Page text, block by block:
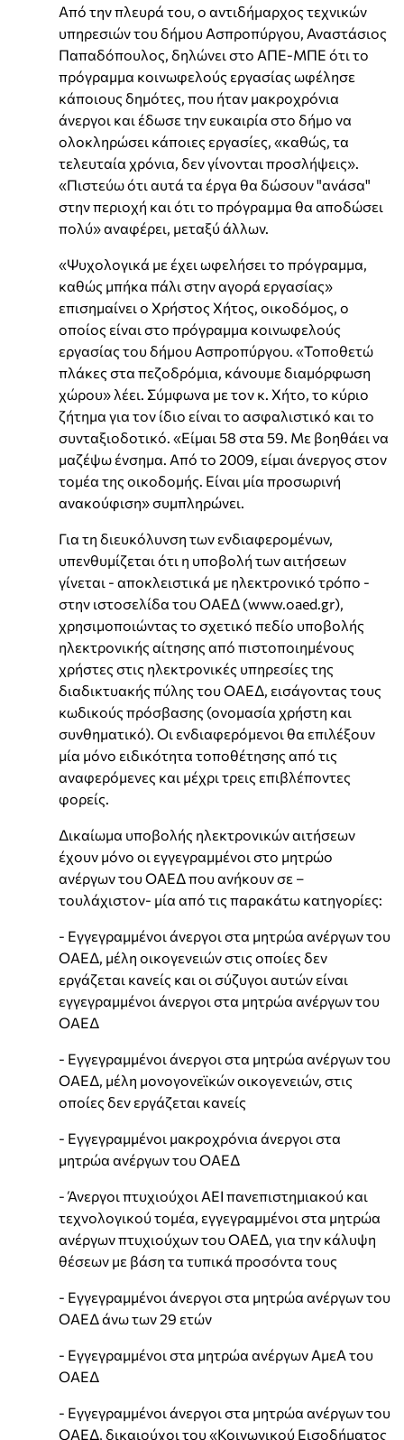
Από την πλευρά του, ο αντιδήμαρχος τεχνικών
υπηρεσιών του δήμου Ασπροπύργου, Αναστάσιος
Παπαδόπουλος, δηλώνει στο ΑΠΕ-ΜΠΕ ότι το
πρόγραμμα κοινωφελούς εργασίας ωφέλησε
κάποιους δημότες, που ήταν μακροχρόνια
άνεργοι και έδωσε την ευκαιρία στο δήμο να
ολοκληρώσει κάποιες εργασίες, «καθώς, τα
τελευταία χρόνια, δεν γίνονται προσλήψεις».
«Πιστεύω ότι αυτά τα έργα θα δώσουν "ανάσα"
στην περιοχή και ότι το πρόγραμμα θα αποδώσει
πολύ» αναφέρει, μεταξύ άλλων.
«Ψυχολογικά με έχει ωφελήσει το πρόγραμμα,
καθώς μπήκα πάλι στην αγορά εργασίας»
επισημαίνει ο Χρήστος Χήτος, οικοδόμος, ο
οποίος είναι στο πρόγραμμα κοινωφελούς
εργασίας του δήμου Ασπροπύργου. «Τοποθετώ
πλάκες στα πεζοδρόμια, κάνουμε διαμόρφωση
χώρου» λέει. Σύμφωνα με τον κ. Χήτο, το κύριο
ζήτημα για τον ίδιο είναι το ασφαλιστικό και το
συνταξιοδοτικό. «Είμαι 58 στα 59. Με βοηθάει να
μαζέψω ένσημα. Από το 2009, είμαι άνεργος στον
τομέα της οικοδομής. Είναι μία προσωρινή
ανακούφιση» συμπληρώνει.
Για τη διευκόλυνση των ενδιαφερομένων,
υπενθυμίζεται ότι η υποβολή των αιτήσεων
γίνεται - αποκλειστικά με ηλεκτρονικό τρόπο -
στην ιστοσελίδα του ΟΑΕΔ (www.oaed.gr),
χρησιμοποιώντας το σχετικό πεδίο υποβολής
ηλεκτρονικής αίτησης από πιστοποιημένους
χρήστες στις ηλεκτρονικές υπηρεσίες της
διαδικτυακής πύλης του ΟΑΕΔ, εισάγοντας τους
κωδικούς πρόσβασης (ονομασία χρήστη και
συνθηματικό). Οι ενδιαφερόμενοι θα επιλέξουν
μία μόνο ειδικότητα τοποθέτησης από τις
αναφερόμενες και μέχρι τρεις επιβλέποντες
φορείς.
Δικαίωμα υποβολής ηλεκτρονικών αιτήσεων
έχουν μόνο οι εγγεγραμμένοι στο μητρώο
ανέργων του ΟΑΕΔ που ανήκουν σε –
τουλάχιστον- μία από τις παρακάτω κατηγορίες:
- Εγγεγραμμένοι άνεργοι στα μητρώα ανέργων του
ΟΑΕΔ, μέλη οικογενειών στις οποίες δεν
εργάζεται κανείς και οι σύζυγοι αυτών είναι
εγγεγραμμένοι άνεργοι στα μητρώα ανέργων του
ΟΑΕΔ
- Εγγεγραμμένοι άνεργοι στα μητρώα ανέργων του
ΟΑΕΔ, μέλη μονογονεϊκών οικογενειών, στις
οποίες δεν εργάζεται κανείς
- Εγγεγραμμένοι μακροχρόνια άνεργοι στα
μητρώα ανέργων του ΟΑΕΔ
- Άνεργοι πτυχιούχοι ΑΕΙ πανεπιστημιακού και
τεχνολογικού τομέα, εγγεγραμμένοι στα μητρώα
ανέργων πτυχιούχων του ΟΑΕΔ, για την κάλυψη
θέσεων με βάση τα τυπικά προσόντα τους
- Εγγεγραμμένοι άνεργοι στα μητρώα ανέργων του
ΟΑΕΔ άνω των 29 ετών
- Εγγεγραμμένοι στα μητρώα ανέργων ΑμεΑ του
ΟΑΕΔ
- Εγγεγραμμένοι άνεργοι στα μητρώα ανέργων του
ΟΑΕΔ, δικαιούχοι του «Κοινωνικού Εισοδήματος